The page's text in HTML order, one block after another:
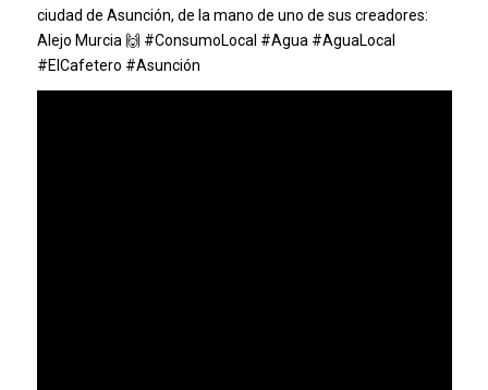
ciudad de Asunción, de la mano de uno de sus creadores:
Alejo Murcia 🙌 #ConsumoLocal #Agua #AguaLocal
#ElCafetero #Asunción